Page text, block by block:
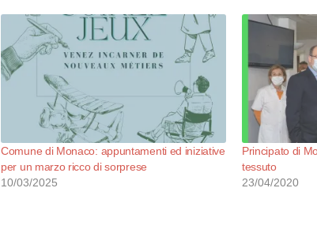
Comune di Monaco: appuntamenti ed iniziative
per un marzo ricco di sorprese
10/03/2025
Principato di
tessuto
23/04/2020